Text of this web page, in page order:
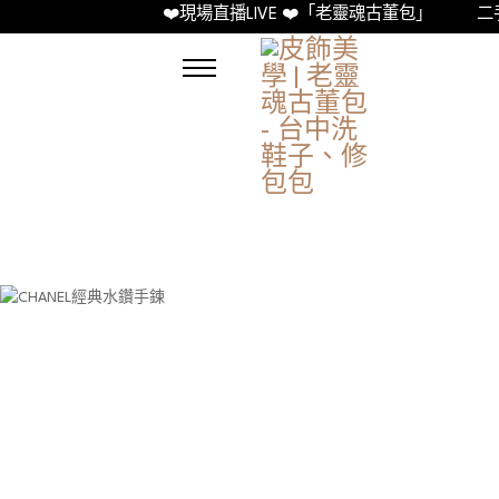
❤️現場直播LIVE ❤️「老靈魂古董包」 二